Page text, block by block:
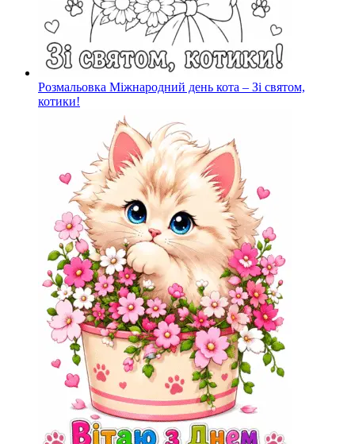
Розмальовка Міжнародний день кота – Зі святом,
котики!